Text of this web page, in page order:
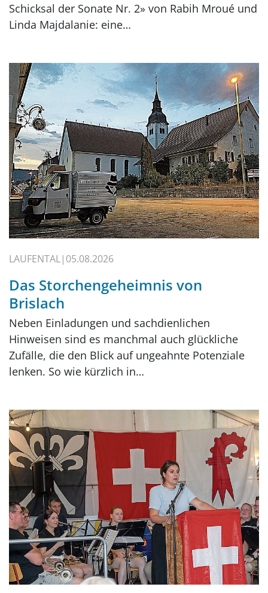
Schicksal der Sonate Nr. 2» von Rabih Mroué und
Linda Majdalanie: eine…
LAUFENTAL 05.08.2026
Das Storchengeheimnis von
Brislach
Neben Einladungen und sachdienlichen
Hinweisen sind es manchmal auch glückliche
Zufälle, die den Blick auf ungeahnte Potenziale
lenken. So wie kürzlich in…